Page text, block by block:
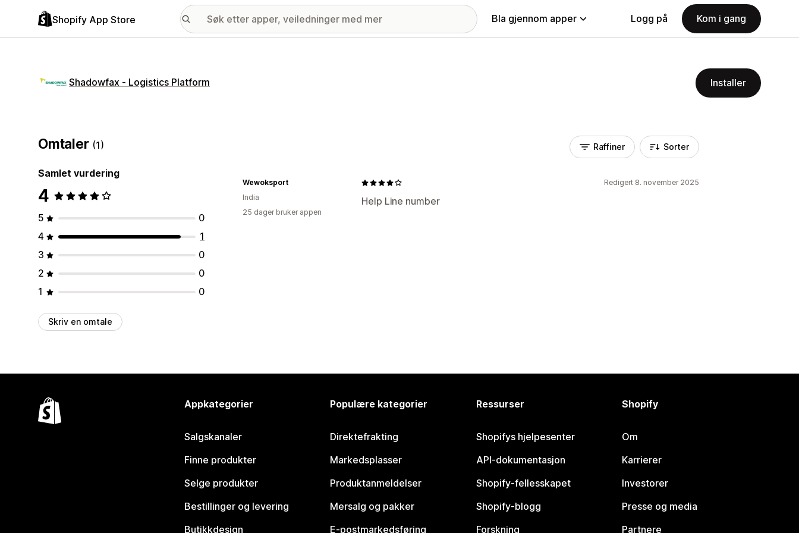
Shopify App Store Bla gjennom apper Logg på Kom i gang
Shadowfax ‑ Logistics Platform Installer
Omtaler (1)
Samlet vurdering
4
5
0
4
1
3
0
2
0
1
0
Skriv en omtale
Raffiner Sorter
Redigert 8. november 2025
Help Line number
Wewoksport
India
25 dager bruker appen
Appkategorier
Salgskanaler
Finne produkter
Selge produkter
Bestillinger og levering
Butikkdesign
Populære kategorier
Direktefrakting
Markedsplasser
Produktanmeldelser
Mersalg og pakker
E-postmarkedsføring
Ressurser
Shopifys hjelpesenter
API-dokumentasjon
Shopify-fellesskapet
Shopify-blogg
Forskning
Shopify
Om
Karrierer
Investorer
Presse og media
Partnere